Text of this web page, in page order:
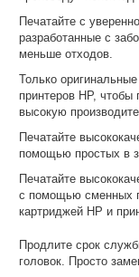
Печатайте с
разработанные с
меньше отходов.
Только
принтеров HP, чтобы
высокую
Печатайте
помощью простых в
Печатайте
с помощью сменных
картриджей HP и
Продлите срок
головок. Просто